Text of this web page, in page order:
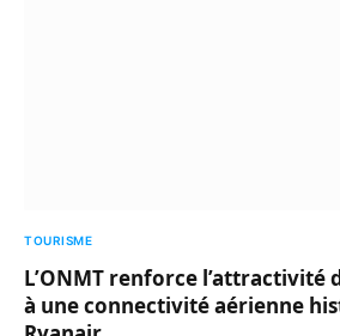
TOURISME
L’ONMT renforce l’attractivité
à une connectivité aérienne